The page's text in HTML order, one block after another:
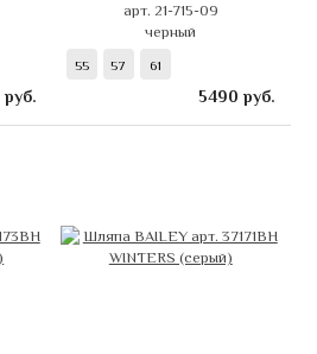
руб.
арт. 21-715-09
черный
55 57 61
5490 руб.